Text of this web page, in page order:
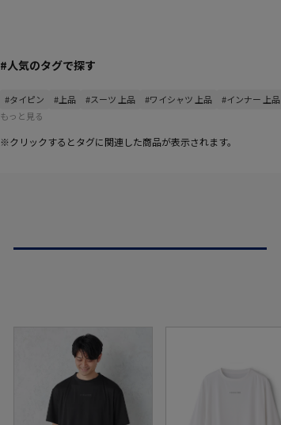
#人気のタグで探す
#タイピン #上品 #スーツ 上品 #ワイシャツ 上品 #インナー 上品
もっと見る
※クリックするとタグに関連した商品が表示されます。